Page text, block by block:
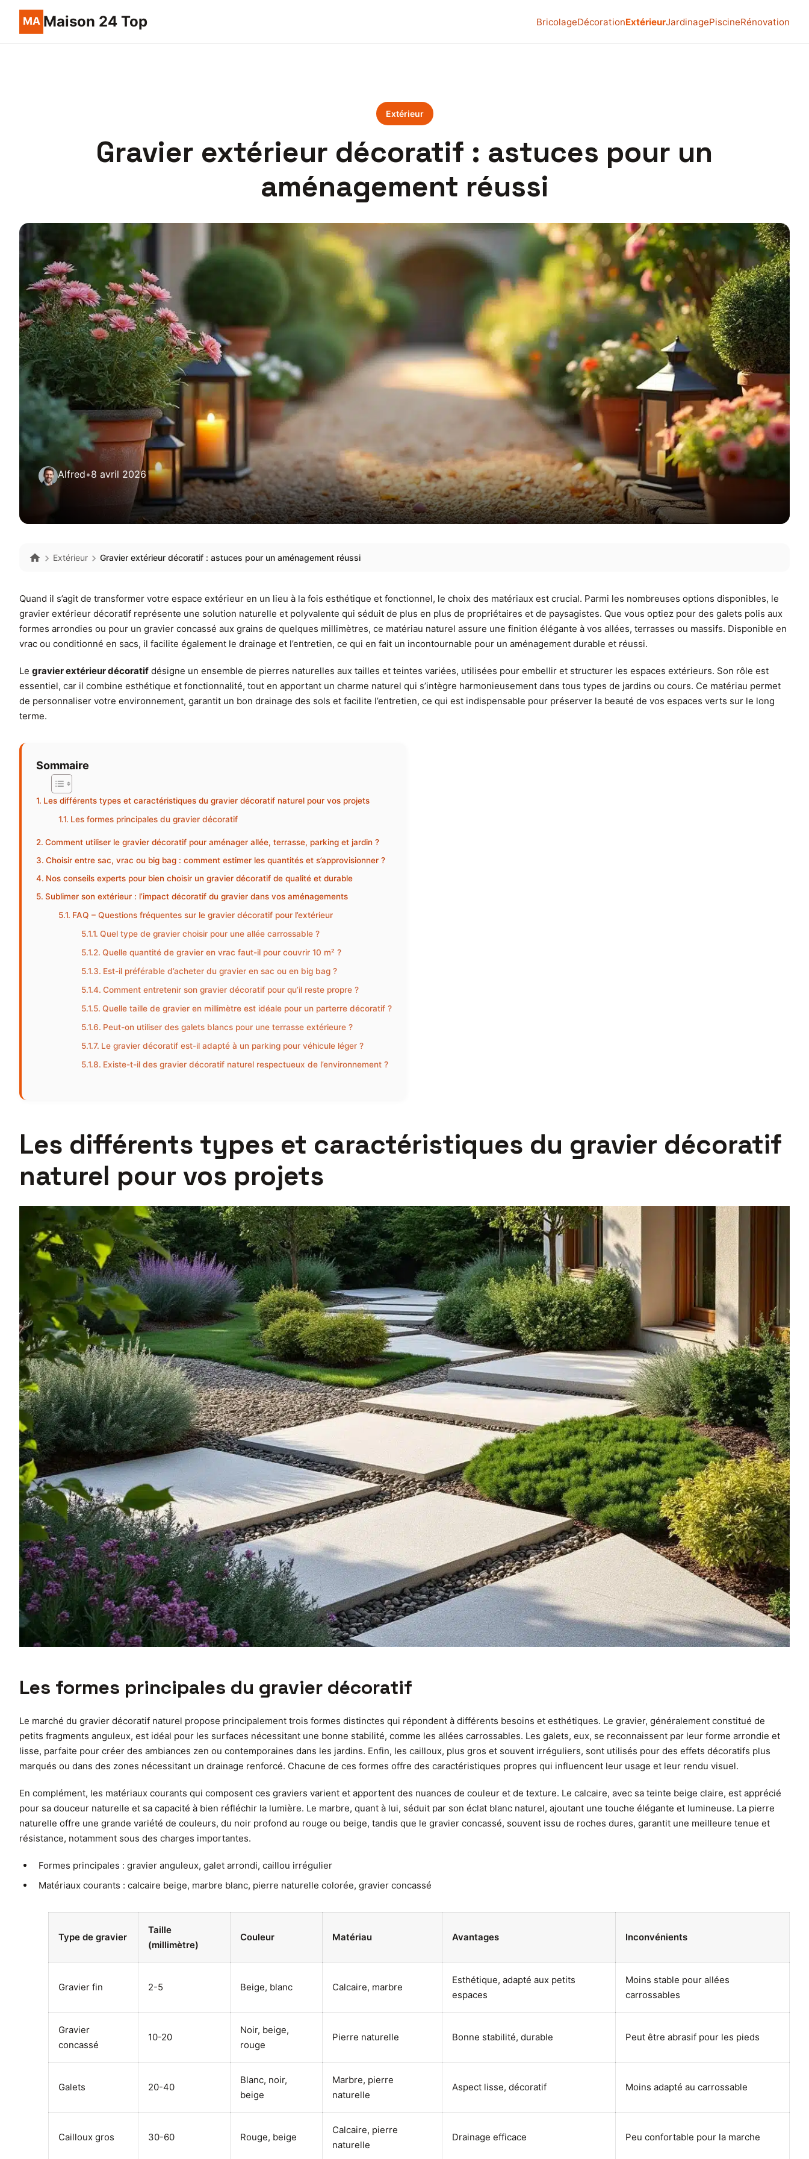
Maison 24 Top BricolageDécorationExtérieurJardinagePiscineRénovation
Extérieur
Gravier extérieur décoratif : astuces pour un
aménagement réussi
Alfred•8 avril 2026
Extérieur Gravier extérieur décoratif : astuces pour un aménagement réussi
Quand il s’agit de transformer votre espace extérieur en un lieu à la fois esthétique et fonctionnel, le choix des matériaux est crucial. Parmi les nombreuses options disponibles, le
gravier extérieur décoratif représente une solution naturelle et polyvalente qui séduit de plus en plus de propriétaires et de paysagistes. Que vous optiez pour des galets polis aux
formes arrondies ou pour un gravier concassé aux grains de quelques millimètres, ce matériau naturel assure une finition élégante à vos allées, terrasses ou massifs. Disponible en
vrac ou conditionné en sacs, il facilite également le drainage et l’entretien, ce qui en fait un incontournable pour un aménagement durable et réussi.
Le gravier extérieur décoratif désigne un ensemble de pierres naturelles aux tailles et teintes variées, utilisées pour embellir et structurer les espaces extérieurs. Son rôle est
essentiel, car il combine esthétique et fonctionnalité, tout en apportant un charme naturel qui s’intègre harmonieusement dans tous types de jardins ou cours. Ce matériau permet
de personnaliser votre environnement, garantit un bon drainage des sols et facilite l’entretien, ce qui est indispensable pour préserver la beauté de vos espaces verts sur le long
terme.
Sommaire
Les différents types et caractéristiques du gravier décoratif naturel pour vos projets
Les formes principales du gravier décoratif
Comment utiliser le gravier décoratif pour aménager allée, terrasse, parking et jardin ?
Choisir entre sac, vrac ou big bag : comment estimer les quantités et s’approvisionner ?
Nos conseils experts pour bien choisir un gravier décoratif de qualité et durable
Sublimer son extérieur : l’impact décoratif du gravier dans vos aménagements
FAQ – Questions fréquentes sur le gravier décoratif pour l’extérieur
Quel type de gravier choisir pour une allée carrossable ?
Quelle quantité de gravier en vrac faut-il pour couvrir 10 m² ?
Est-il préférable d’acheter du gravier en sac ou en big bag ?
Comment entretenir son gravier décoratif pour qu’il reste propre ?
Quelle taille de gravier en millimètre est idéale pour un parterre décoratif ?
Peut-on utiliser des galets blancs pour une terrasse extérieure ?
Le gravier décoratif est-il adapté à un parking pour véhicule léger ?
Existe-t-il des gravier décoratif naturel respectueux de l’environnement ?
Les différents types et caractéristiques du gravier décoratif
naturel pour vos projets
Les formes principales du gravier décoratif
Le marché du gravier décoratif naturel propose principalement trois formes distinctes qui répondent à différents besoins et esthétiques. Le gravier, généralement constitué de
petits fragments anguleux, est idéal pour les surfaces nécessitant une bonne stabilité, comme les allées carrossables. Les galets, eux, se reconnaissent par leur forme arrondie et
lisse, parfaite pour créer des ambiances zen ou contemporaines dans les jardins. Enfin, les cailloux, plus gros et souvent irréguliers, sont utilisés pour des effets décoratifs plus
marqués ou dans des zones nécessitant un drainage renforcé. Chacune de ces formes offre des caractéristiques propres qui influencent leur usage et leur rendu visuel.
En complément, les matériaux courants qui composent ces graviers varient et apportent des nuances de couleur et de texture. Le calcaire, avec sa teinte beige claire, est apprécié
pour sa douceur naturelle et sa capacité à bien réfléchir la lumière. Le marbre, quant à lui, séduit par son éclat blanc naturel, ajoutant une touche élégante et lumineuse. La pierre
naturelle offre une grande variété de couleurs, du noir profond au rouge ou beige, tandis que le gravier concassé, souvent issu de roches dures, garantit une meilleure tenue et
résistance, notamment sous des charges importantes.
Formes principales : gravier anguleux, galet arrondi, caillou irrégulier
Matériaux courants : calcaire beige, marbre blanc, pierre naturelle colorée, gravier concassé
Type de gravier
Taille
(millimètre)
Couleur Matériau Avantages Inconvénients
Gravier fin 2-5 Beige, blanc Calcaire, marbre
Esthétique, adapté aux petits
espaces
Moins stable pour allées
carrossables
Gravier
concassé
10-20
Noir, beige,
rouge
Pierre naturelle Bonne stabilité, durable Peut être abrasif pour les pieds
Galets 20-40
Blanc, noir,
beige
Marbre, pierre
naturelle
Aspect lisse, décoratif Moins adapté au carrossable
Cailloux gros 30-60 Rouge, beige
Calcaire, pierre
naturelle
Drainage efficace Peu confortable pour la marche